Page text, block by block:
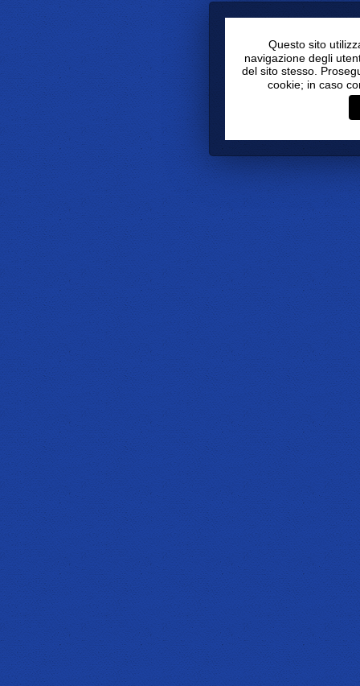
Questo sito
navigazione degli
del sito stesso.
cookie; in caso